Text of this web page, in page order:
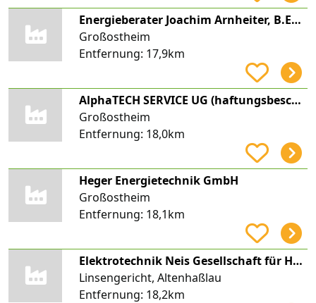
Energieberater Joachim Arnheiter, B.Eng. für Erneuerbare Energien und Energiemanagement
Großostheim
Entfernung: 17,9km
AlphaTECH SERVICE UG (haftungsbeschränkt)
Großostheim
Entfernung: 18,0km
Heger Energietechnik GmbH
Großostheim
Entfernung: 18,1km
Elektrotechnik Neis Gesellschaft für Haustechnik mbH
Linsengericht, Altenhaßlau
Entfernung: 18,2km